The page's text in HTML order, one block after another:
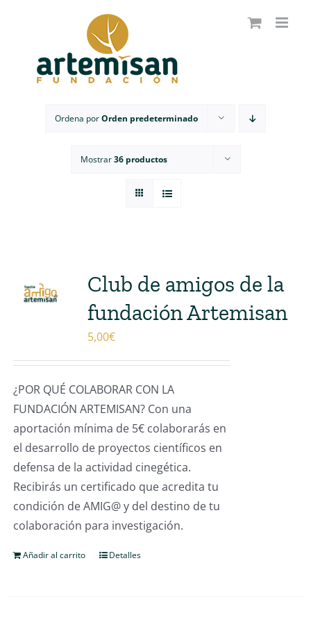
Ordena porOrden predeterminado
Mostrar36 productos
Club de amigos de la
fundación Artemisan
5,00€
¿POR QUÉ COLABORAR CON LA
FUNDACIÓN ARTEMISAN? Con una
aportación mínima de 5€ colaborarás en
el desarrollo de proyectos científicos en
defensa de la actividad cinegética.
Recibirás un certificado que acredita tu
condición de AMIG@ y del destino de tu
colaboración para investigación.
Añadir al carrito Detalles